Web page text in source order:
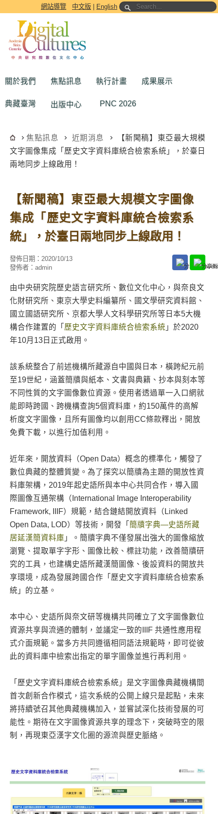
跳到主要內容區塊網站導覽 中文版 English
關於我們 焦點訊息 執行計畫 成果展示
典藏臺灣 出版中心 PNC 2026
焦點訊息 近期消息
【新聞稿】東亞最大規模
文字圖像集成「歷史文字資料庫統合檢索系統」，於臺日
兩地同步上線啟用！
【新聞稿】東亞最大規模文字圖像
集成「歷史文字資料庫統合檢索系
統」，於臺日兩地同步上線啟用！
發佈日期： 2020/10/13
發佈者： admin
由中央研究院歷史語言研究所、數位文化中心，與奈良文
化財研究所、東京大學史料編纂所、國文學研究資料館、
國立國語研究所、京都大學人文科學研究所等日本5大機
構合作建置的「 歷史文字資料庫統合檢索系統 」於2020
年10月13日正式啟用。
該系統整合了前述機構所藏源自中國與日本，橫跨紀元前
至19世紀，涵蓋簡牘與紙本、文書與典籍、抄本與刻本等
不同性質的文字圖像數位資源。使用者透過單一入口網就
能即時跨國、跨機構查詢5個資料庫，約150萬件的高解
析度文字圖像，且所有圖像均以創用CC條款釋出，開放
免費下載，以進行加值利用。
近年來，開放資料（Open Data）概念的標準化，觸發了
數位典藏的整體質變。為了探究以簡牘為主題的開放性資
料庫架構，2019年起史語所與本中心共同合作，導入國
際圖像互通架構（International Image Interoperability
Framework, IIIF）規範，結合鏈結開放資料（Linked
Open Data, LOD）等技術，開發「 簡牘字典—史語所藏
居延漢簡資料庫 」。簡牘字典不僅發展出強大的圖像縮放
瀏覽、提取單字字形、圖像比較、標註功能，改善簡牘研
究的工具，也建構史語所藏漢簡圖像、後設資料的開放共
享環境，成為發展跨國合作「歷史文字資料庫統合檢索系
統」的立基。
本中心、史語所與奈文研等機構共同確立了文字圖像數位
資源共享與流通的體制，並議定一致的IIIF 共通性應用程
式介面規範。當多方共同遵循相同語法規範時，即可從彼
此的資料庫中檢索出指定的單字圖像並進行再利用。
「歷史文字資料庫統合檢索系統」是文字圖像典藏機構間
首次創新合作模式，這次系統的公開上線只是起點，未來
將持續號召其他典藏機構加入，並嘗試深化技術發展的可
能性。期待在文字圖像資源共享的理念下，突破時空的限
制，再現東亞漢字文化圈的源流與歷史脈絡。